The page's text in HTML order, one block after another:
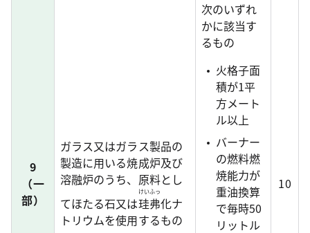
9
（一
部）
ガラス又はガラス製品の
製造に用いる焼成炉及び
溶融炉のうち、原料とし
てほたる石又は珪弗
けいふっ
化ナ
トリウムを使用するもの
次のいずれ
かに該当す
るもの
火格子面
積が1平
方メート
ル以上
バーナー
の燃料燃
焼能力が
重油換算
で毎時50
リットル
10